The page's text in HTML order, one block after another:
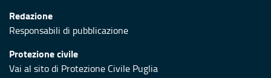
Redazione
Responsabili di pubblicazione
Protezione civile
Vai al sito di Protezione Civile Puglia